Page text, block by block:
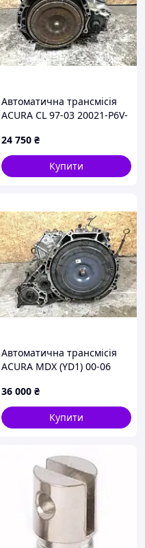
Автоматична трансмісія
ACURA CL 97-03 20021-P6V-
24 750 ₴
Купити
Автоматична трансмісія
ACURA MDX (YD1) 00-06
36 000 ₴
Купити